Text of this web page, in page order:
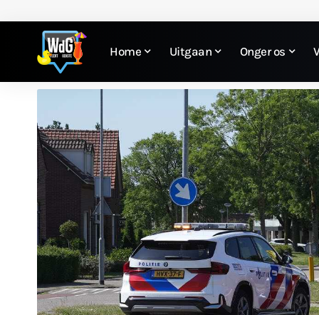
Home Uitgaan Onger os